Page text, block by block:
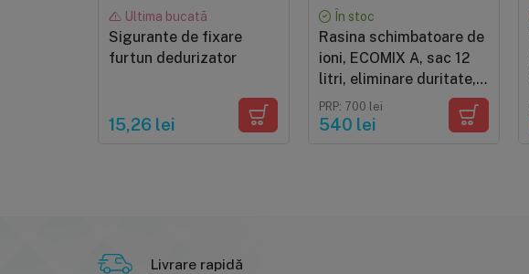
Ultima bucată
Sigurante de fixare
furtun dedurizator
15,26 lei
În stoc
Rasina schimbatoare de
ioni, ECOMIX A, sac 12
litri, eliminare duritate,
fier, mangan, amoniu si
materii organice
PRP: 700 lei
540 lei
Livrare rapidă